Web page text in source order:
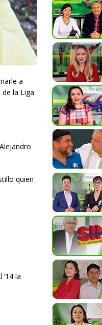
a
la Liga
quien
la